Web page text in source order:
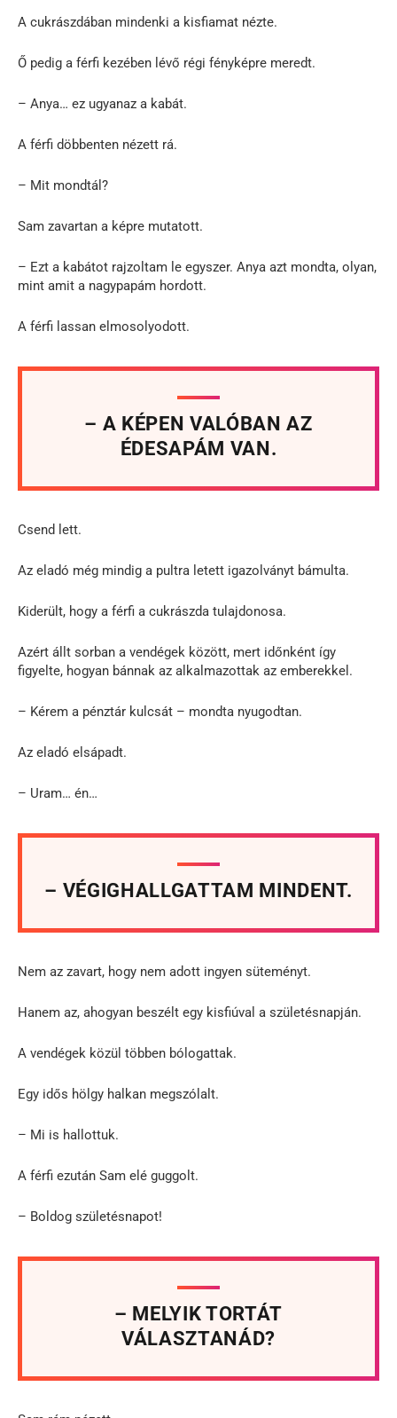
A cukrászdában mindenki a kisfiamat nézte.
Ő pedig a férfi kezében lévő régi fényképre meredt.
– Anya… ez ugyanaz a kabát.
A férfi döbbenten nézett rá.
– Mit mondtál?
Sam zavartan a képre mutatott.
– Ezt a kabátot rajzoltam le egyszer. Anya azt mondta, olyan,
mint amit a nagypapám hordott.
A férfi lassan elmosolyodott.
– A KÉPEN VALÓBAN AZ
ÉDESAPÁM VAN.
Csend lett.
Az eladó még mindig a pultra letett igazolványt bámulta.
Kiderült, hogy a férfi a cukrászda tulajdonosa.
Azért állt sorban a vendégek között, mert időnként így
figyelte, hogyan bánnak az alkalmazottak az emberekkel.
– Kérem a pénztár kulcsát – mondta nyugodtan.
Az eladó elsápadt.
– Uram… én…
– VÉGIGHALLGATTAM MINDENT.
Nem az zavart, hogy nem adott ingyen süteményt.
Hanem az, ahogyan beszélt egy kisfiúval a születésnapján.
A vendégek közül többen bólogattak.
Egy idős hölgy halkan megszólalt.
– Mi is hallottuk.
A férfi ezután Sam elé guggolt.
– Boldog születésnapot!
– MELYIK TORTÁT
VÁLASZTANÁD?